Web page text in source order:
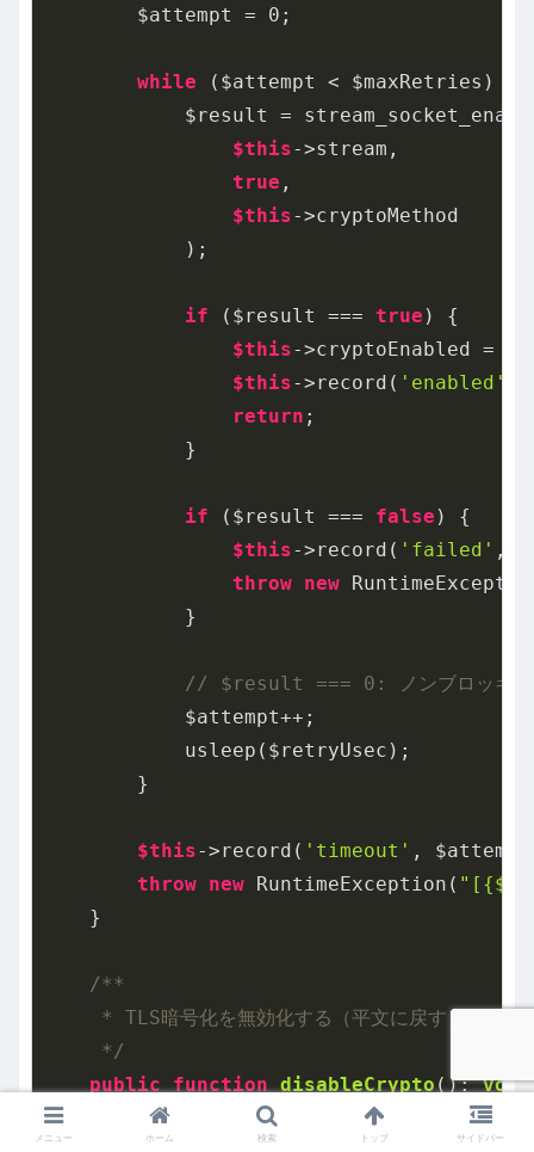
        $attempt =
0 ;
while ($attempt < $maxRetries) {
$result =
$this->stream,
true ,
$this->cryptoMethod
            );
if ($result === true ) {
$this->cryptoEnabled =
$this->record( 'enabled'
return ;
            }
if ($result === false ) {
$this->record( 'failed' ,
throw new
            }
// $result === 0: ノンブロッキン
            $attempt++;
            usleep($retryUsec);
        }
$this->record( 'timeout' ,
throw new RuntimeException(
    }
/**
     * TLS暗号化を無効化する（平文に戻す）
     */
public function disableCrypto(): void
メニュー ホーム 検索 トップ サイドバー